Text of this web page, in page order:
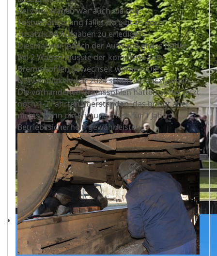
Bei zwei Wagen war auch die sog.
Fristverlängerung fällig, da gibt es noch
zusätzliche Aufgaben zu erledigen.
Diesmal war jedoch der Aufwand etwas höher,
bei 2 Wagen musste der komplette Satz
Bremmsohlen gewechselt werden. Die
Notwendigkeit war 2024 schon vorauszusehen.
Die vorhandenen Bremssohlen hätten sicher jetzt
noch 1-2 Fahrten überstanden, das bringt aber
nichts, denn die Fristung muss für 1 Jahr
Betriebssicherheit gewährleisten.